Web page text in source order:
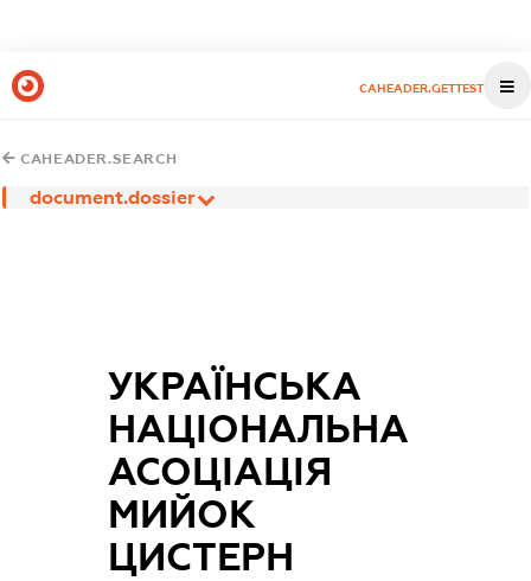
CAHEADER.GETTEST
CAHEADER.SEARCH
document.dossier
УКРАЇНСЬКА
НАЦІОНАЛЬНА
АСОЦІАЦІЯ
МИЙОК
ЦИСТЕРН